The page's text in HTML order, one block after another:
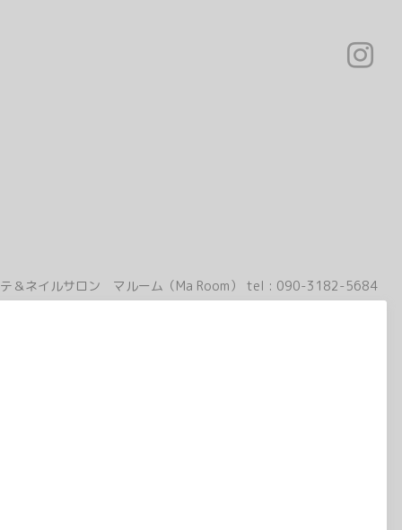
＆ネイルサロン マルーム（Ma Room） tel : 090-3182-5684